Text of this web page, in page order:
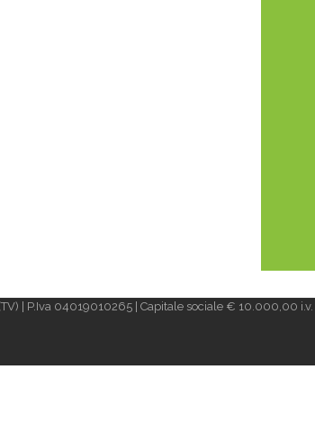
| P.Iva 04019010265 | Capitale sociale € 10.000,00 i.v. |